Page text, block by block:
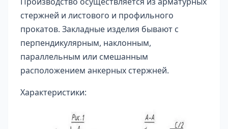
стержней и листового и профильного
прокатов. Закладные изделия бывают с
перпендикулярным, наклонным,
параллельным или смешанным
расположением анкерных стержней.
Характеристики: